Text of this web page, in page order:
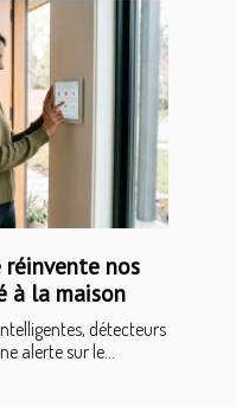
nos
à la maison
détecteurs
alerte sur le...